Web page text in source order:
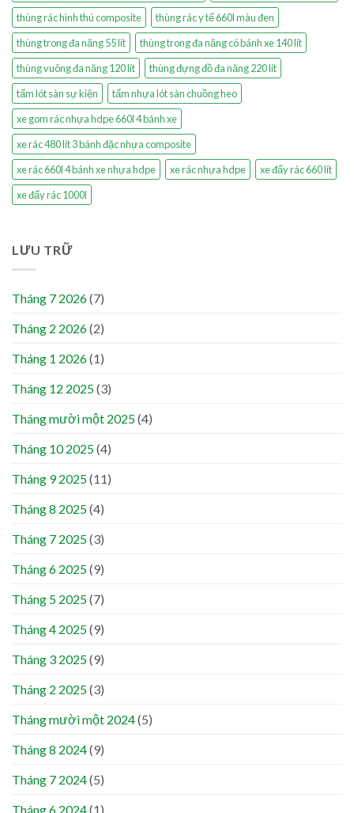
thùng rác hình thú composite
thùng rác y tế 660l màu đen
thùng trong đa năng 55 lít
thùng trong đa năng có bánh xe 140 lít
thùng vuông đa năng 120 lít
thùng đựng đồ đa năng 220 lít
tấm lót sàn sự kiện
tấm nhựa lót sàn chuồng heo
xe gom rác nhựa hdpe 660l 4 bánh xe
xe rác 480 lít 3 bánh đặc nhựa composite
xe rác 660l 4 bánh xe nhựa hdpe
xe rác nhựa hdpe
xe đẩy rác 660 lít
xe đẩy rác 1000l
LƯU TRỮ
Tháng 7 2026(7)
Tháng 2 2026(2)
Tháng 1 2026(1)
Tháng 12 2025(3)
Tháng mười một 2025(4)
Tháng 10 2025(4)
Tháng 9 2025(11)
Tháng 8 2025(4)
Tháng 7 2025(3)
Tháng 6 2025(9)
Tháng 5 2025(7)
Tháng 4 2025(9)
Tháng 3 2025(9)
Tháng 2 2025(3)
Tháng mười một 2024(5)
Tháng 8 2024(9)
Tháng 7 2024(5)
Tháng 6 2024(1)